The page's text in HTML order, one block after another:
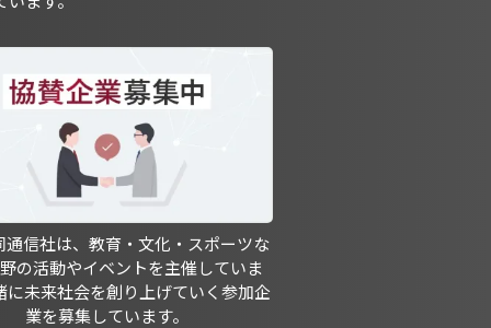
通信社は、教育・文化・スポーツな
の活動やイベントを主催していま
に未来社会を創り上げていく参加企
業を募集しています。